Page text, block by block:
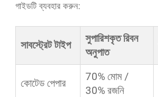
গাইডটি ব্যবহার করুন:
সাবস্ট্রেট টাইপ
সুপারিশকৃত রিবন
অনুপাত
কোটেড পেপার
70% মোম /
30% রজনি